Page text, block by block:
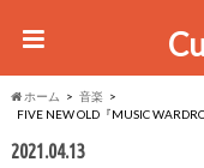
ホーム
音楽
FIVE NEW OLD『MUSIC
2021.04.13